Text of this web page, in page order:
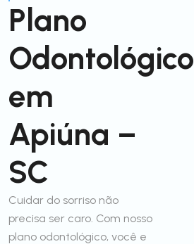
Plano
Odontológico
em
Apiúna –
SC
Cuidar do sorriso não
precisa ser caro. Com nosso
plano odontológico, você e